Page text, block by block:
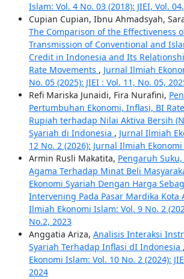
Islam: Vol. 4 No. 03 (2018): JIEI, Vol.
Cupian Cupian, Ibnu Ahmadsyah,
The Comparison of the Effectiveness
Transmission of Conventional and
Credit in Indonesia and Its
Rate Movements , Jurnal Ilmiah
No. 05 (2025): JIEI : Vol. 11, No. 05,
Refi Mariska Junaidi, Fira Nurafini,
Pertumbuhan Ekonomi, Inflasi, BI
Rupiah terhadap Nilai Aktiva Bersih
Syariah di Indonesia , Jurnal Ilmiah
12 No. 2 (2026): Jurnal Ilmiah
Armin Rusli Makatita, Pengaruh
Agama Terhadap Minat Beli
Ekonomi Syariah Dengan Harga
Intervening Pada Pasar Mardika Kota
Ilmiah Ekonomi Islam: Vol. 9 No. 2
No.2, 2023
Anggatia Ariza, Analisis Interaksi
Syariah Terhadap Inflasi dI Indonesia ,
Ekonomi Islam: Vol. 10 No. 2 (2024):
2024